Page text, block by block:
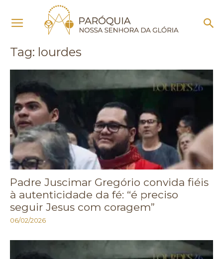
Lourdes
Tag: lourdes
Padre Juscimar Gregório convida fiéis
à autenticidade da fé: “é preciso
seguir Jesus com coragem”
06/02/2026